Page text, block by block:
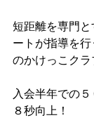
短距離を専門と
ートが指導を
のかけっこクラ
入会半年での５
８秒向上！​